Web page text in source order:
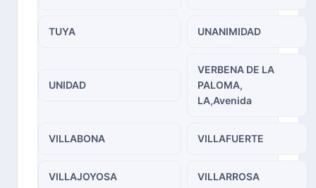
TUYA UNANIMIDAD
UNIDAD
VERBENA DE LA
PALOMA,
LA,Avenida
VILLABONA VILLAFUERTE
VILLAJOYOSA VILLARROSA